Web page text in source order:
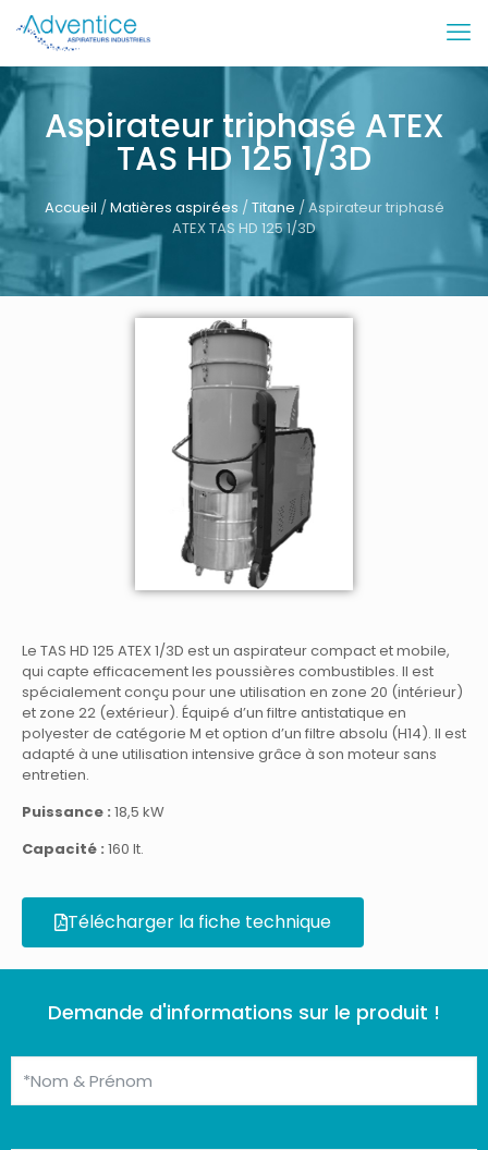
Aspirateur triphasé ATEX
TAS HD 125 1/3D
Accueil /Matières aspirées /Titane / Aspirateur triphasé
ATEX TAS HD 125 1/3D
Le TAS HD 125 ATEX 1/3D est un aspirateur compact et mobile,
qui capte efficacement les poussières combustibles. Il est
spécialement conçu pour une utilisation en zone 20 (intérieur)
et zone 22 (extérieur). Équipé d’un filtre antistatique en
polyester de catégorie M et option d’un filtre absolu (H14). Il est
adapté à une utilisation intensive grâce à son moteur sans
entretien.
Puissance : 18,5 kW
Capacité : 160 It.
Télécharger la fiche technique
Demande d'informations sur le produit !